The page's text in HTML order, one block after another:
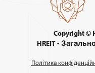
Copyright ©
HREIT -
Політика